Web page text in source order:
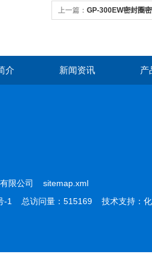
上一篇： GP-300EW密封圈
介 新闻资讯 产
有限公司 sitemap.xml
-1 总访问量：515169 技术支持： 化